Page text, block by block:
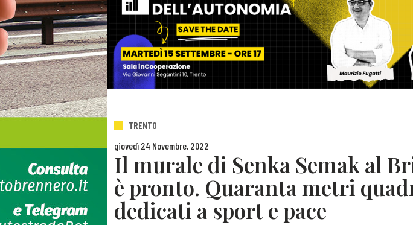
TRENTO
giovedì 24 Novembre, 2022
Il murale di Senka Semak al
è pronto. Quaranta metri
dedicati a sport e pace